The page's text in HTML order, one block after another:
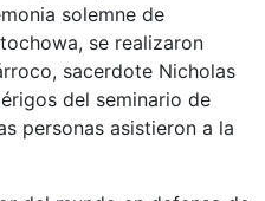
solemne de
se realizaron
sacerdote Nicholas
del seminario de
personas asistieron a la